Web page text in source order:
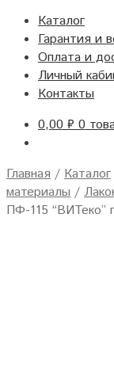
Каталог
Гарантия и
Оплата и
Личный
Контакты
0,00₽ 0
Главная / Каталог
материалы /
ПФ-115 “ВИТеко”